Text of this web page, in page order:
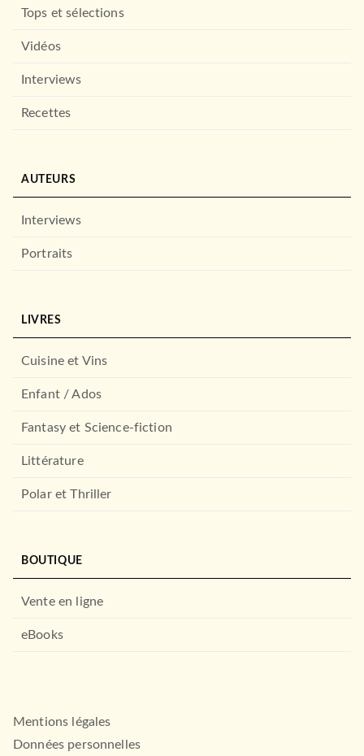
Tops et sélections
Vidéos
Interviews
Recettes
AUTEURS
Interviews
Portraits
LIVRES
Cuisine et Vins
Enfant / Ados
Fantasy et Science-fiction
Littérature
Polar et Thriller
BOUTIQUE
Vente en ligne
eBooks
Mentions légales
Données personnelles